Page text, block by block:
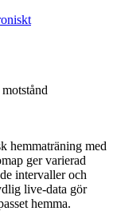
hemmaträning med
ger varierad
intervaller och
live-data gör
hemma.